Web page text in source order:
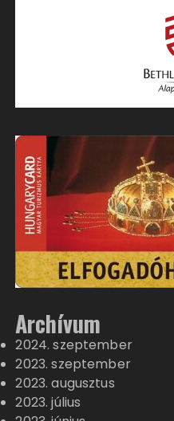
Archívum
2024. szeptember
2023. szeptember
2023. augusztus
2023. július